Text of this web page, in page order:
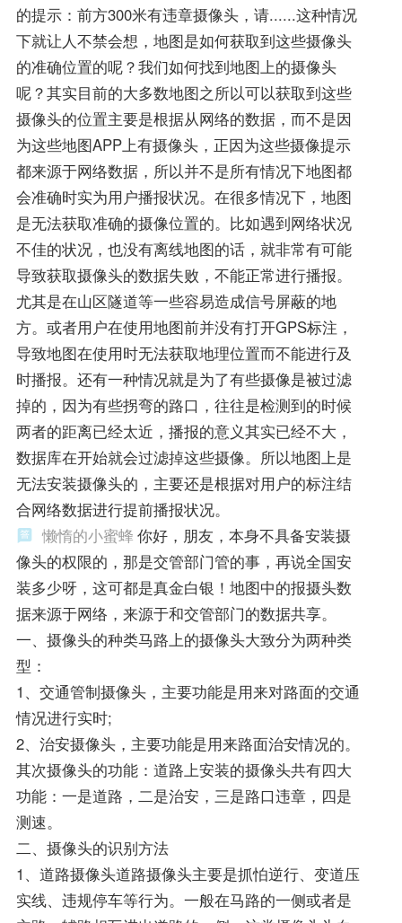
的提示：前方300米有违章摄像头，请......这种情况
下就让人不禁会想，地图是如何获取到这些摄像头
的准确位置的呢？我们如何找到地图上的摄像头
呢？其实目前的大多数地图之所以可以获取到这些
摄像头的位置主要是根据从网络的数据，而不是因
为这些地图APP上有摄像头，正因为这些摄像提示
都来源于网络数据，所以并不是所有情况下地图都
会准确时实为用户播报状况。在很多情况下，地图
是无法获取准确的摄像位置的。比如遇到网络状况
不佳的状况，也没有离线地图的话，就非常有可能
导致获取摄像头的数据失败，不能正常进行播报。
尤其是在山区隧道等一些容易造成信号屏蔽的地
方。或者用户在使用地图前并没有打开GPS标注，
导致地图在使用时无法获取地理位置而不能进行及
时播报。还有一种情况就是为了有些摄像是被过滤
掉的，因为有些拐弯的路口，往往是检测到的时候
两者的距离已经太近，播报的意义其实已经不大，
数据库在开始就会过滤掉这些摄像。所以地图上是
无法安装摄像头的，主要还是根据对用户的标注结
合网络数据进行提前播报状况。
懒惰的小蜜蜂 你好，朋友，本身不具备安装摄
像头的权限的，那是交管部门管的事，再说全国安
装多少呀，这可都是真金白银！地图中的报摄头数
据来源于网络，来源于和交管部门的数据共享。
一、摄像头的种类马路上的摄像头大致分为两种类
型：
1、交通管制摄像头，主要功能是用来对路面的交通
情况进行实时;
2、治安摄像头，主要功能是用来路面治安情况的。
其次摄像头的功能：道路上安装的摄像头共有四大
功能：一是道路，二是治安，三是路口违章，四是
测速。
二、摄像头的识别方法
1、道路摄像头道路摄像头主要是抓怕逆行、变道压
实线、违规停车等行为。一般在马路的一侧或者是